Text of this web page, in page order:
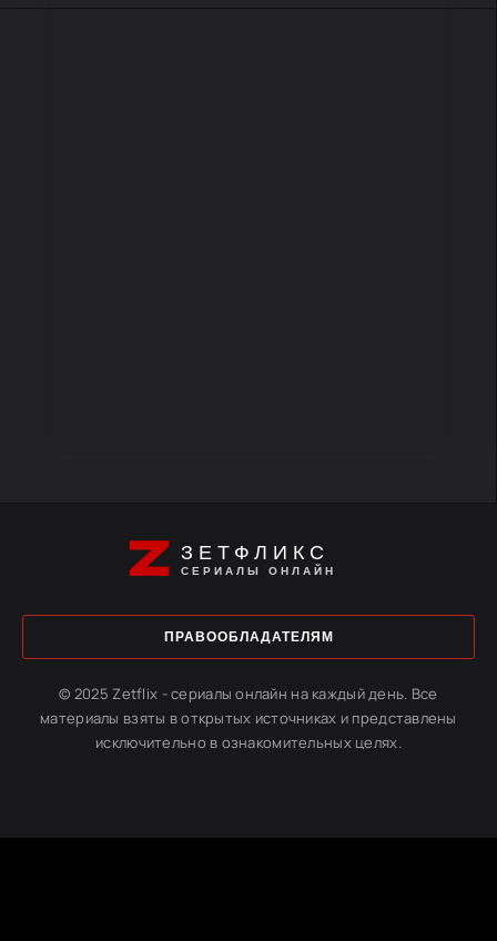
ЗЕТФЛИКС
СЕРИАЛЫ ОНЛАЙН
ПРАВООБЛАДАТЕЛЯМ
© 2025 Zetflix - сериалы онлайн на каждый день. Все
материалы взяты в открытых источниках и представлены
исключительно в ознакомительных целях.